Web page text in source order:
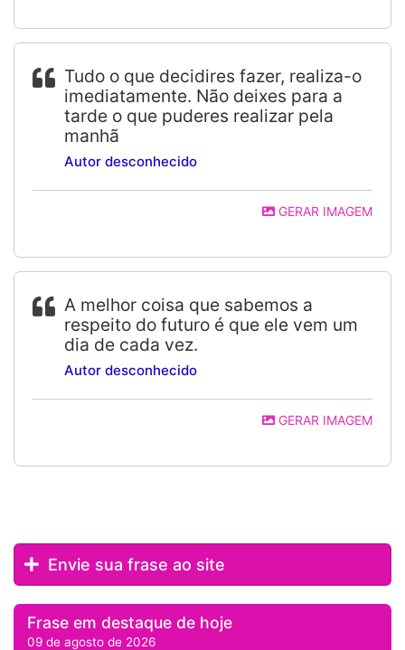
Tudo o que decidires fazer, realiza-o
imediatamente. Não deixes para a
tarde o que puderes realizar pela
manhã
Autor desconhecido
GERAR IMAGEM
A melhor coisa que sabemos a
respeito do futuro é que ele vem um
dia de cada vez.
Autor desconhecido
GERAR IMAGEM
Envie sua frase ao site
Frase em destaque de hoje
09 de agosto de 2026